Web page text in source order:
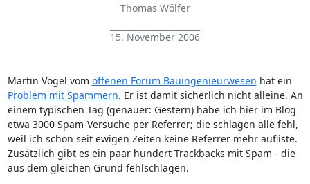
Thomas Wölfer
15. November 2006
Martin Vogel vom offenen Forum Bauingenieurwesen hat ein
Problem mit Spammern. Er ist damit sicherlich nicht alleine. An
einem typischen Tag (genauer: Gestern) habe ich hier im Blog
etwa 3000 Spam-Versuche per Referrer; die schlagen alle fehl,
weil ich schon seit ewigen Zeiten keine Referrer mehr aufliste.
Zusätzlich gibt es ein paar hundert Trackbacks mit Spam - die
aus dem gleichen Grund fehlschlagen.